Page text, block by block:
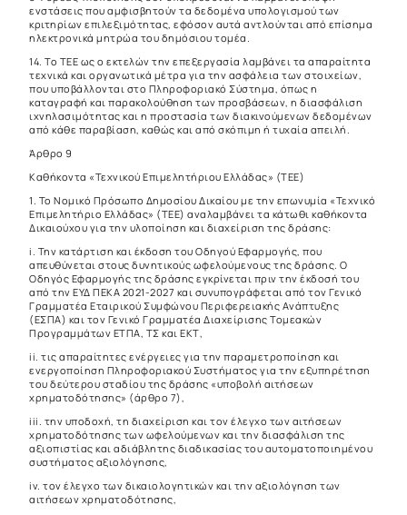
ενστάσεις που αμφισβητούν τα δεδομένα υπολογισμού των
κριτηρίων επιλεξιμότητας, εφόσον αυτά αντλούνται από επίσημα
ηλεκτρονικά μητρώα του δημόσιου τομέα.
14. Το ΤΕΕ ως ο εκτελών την επεξεργασία λαμβάνει τα απαραίτητα
τεχνικά και οργανωτικά μέτρα για την ασφάλεια των στοιχείων,
που υποβάλλονται στο Πληροφοριακό Σύστημα, όπως η
καταγραφή και παρακολούθηση των προσβάσεων, η διασφάλιση
ιχνηλασιμότητας και η προστασία των διακινούμενων δεδομένων
από κάθε παραβίαση, καθώς και από σκόπιμη ή τυχαία απειλή.
Άρθρο 9
Καθήκοντα «Τεχνικού Επιμελητήριου Ελλάδας» (ΤΕΕ)
1. Το Νομικό Πρόσωπο Δημοσίου Δικαίου με την επωνυμία «Τεχνικό
Επιμελητήριο Ελλάδας» (ΤΕΕ) αναλαμβάνει τα κάτωθι καθήκοντα
Δικαιούχου για την υλοποίηση και διαχείριση της δράσης:
i. Την κατάρτιση και έκδοση του Οδηγού Εφαρμογής, που
απευθύνεται στους δυνητικούς ωφελούμενους της δράσης. Ο
Οδηγός Εφαρμογής της δράσης εγκρίνεται πριν την έκδοσή του
από την ΕΥΔ ΠΕΚΑ 2021-2027 και συνυπογράφεται από τον Γενικό
Γραμματέα Εταιρικού Συμφώνου Περιφερειακής Ανάπτυξης
(ΕΣΠΑ) και τον Γενικό Γραμματέα Διαχείρισης Τομεακών
Προγραμμάτων ΕΤΠΑ, ΤΣ και ΕΚΤ,
ii. τις απαραίτητες ενέργειες για την παραμετροποίηση και
ενεργοποίηση Πληροφοριακού Συστήματος για την εξυπηρέτηση
του δεύτερου σταδίου της δράσης «υποβολή αιτήσεων
χρηματοδότησης» (άρθρο 7),
iii. την υποδοχή, τη διαχείριση και τον έλεγχο των αιτήσεων
χρηματοδότησης των ωφελούμενων και την διασφάλιση της
αξιοπιστίας και αδιάβλητης διαδικασίας του αυτοματοποιημένου
συστήματος αξιολόγησης,
iv. τον έλεγχο των δικαιολογητικών και την αξιολόγηση των
αιτήσεων χρηματοδότησης,